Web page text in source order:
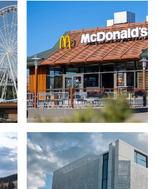
БІЗНЕС-ЦЕНТР, М. ЛУЦЬК